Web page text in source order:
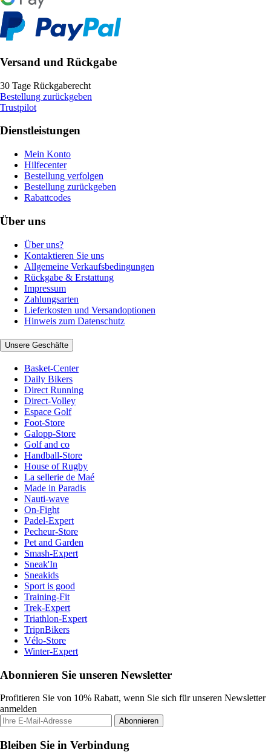
Versand und Rückgabe
30 Tage Rückgaberecht
Bestellung zurückgeben
Trustpilot
Dienstleistungen
Mein Konto
Hilfecenter
Bestellung verfolgen
Bestellung zurückgeben
Rabattcodes
Über uns
Über uns?
Kontaktieren Sie uns
Allgemeine Verkaufsbedingungen
Rückgabe & Erstattung
Impressum
Zahlungsarten
Lieferkosten und Versandoptionen
Hinweis zum Datenschutz
Unsere Geschäfte
Basket-Center
Daily Bikers
Direct Running
Direct-Volley
Espace Golf
Foot-Store
Galopp-Store
Golf and co
Handball-Store
House of Rugby
La sellerie de Maé
Made in Paradis
Nauti-wave
On-Fight
Padel-Expert
Pecheur-Store
Pet and Garden
Smash-Expert
Sneak'In
Sneakids
Sport is good
Training-Fit
Trek-Expert
Triathlon-Expert
TripnBikers
Vélo-Store
Winter-Expert
Abonnieren Sie unseren Newsletter
Profitieren Sie von 10% Rabatt, wenn Sie sich für unseren Newsletter
anmelden
Abonnieren
Bleiben Sie in Verbindung